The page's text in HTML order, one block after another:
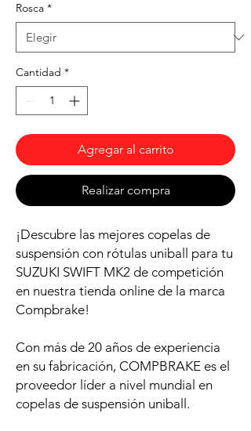
Rosca *
Cantidad *
Agregar al carrito
Realizar compra
¡Descubre las mejores copelas de
suspensión con rótulas uniball para tu
SUZUKI SWIFT MK2 de competición
en nuestra tienda online de la marca
Compbrake!
Con más de 20 años de experiencia
en su fabricación, COMPBRAKE es el
proveedor líder a nivel mundial en
copelas de suspensión uniball.